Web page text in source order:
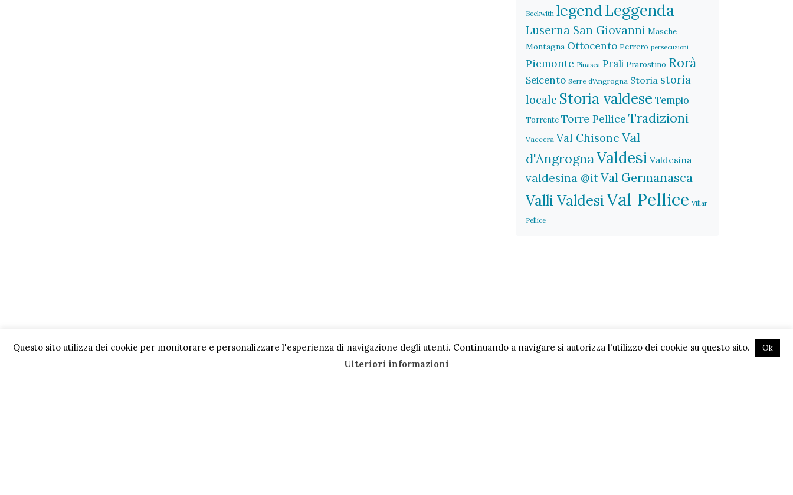
Beckwith legendLeggenda
Luserna San Giovanni Masche
Montagna Ottocento Perrero persecuzioni
Piemonte Pinasca Prali Prarostino Rorà
Seicento Serre d'Angrogna Storia storia
locale Storia valdese Tempio
Torrente Torre Pellice Tradizioni
Vaccera Val Chisone Val
d'AngrognaValdesi Valdesina
valdesina @itVal Germanasca
Valli ValdesiVal Pellice Villar
Pellice
Questo sito utilizza dei cookie per monitorare e personalizzare l'esperienza di navigazione degli utenti. Continuando a navigare si autorizza l'utilizzo dei cookie su questo sito. Ok
Ulteriori informazioni